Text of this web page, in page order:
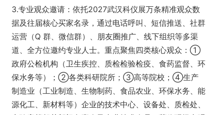
3.专业观众邀请：依托2027武汉科仪展万条精准观众数
据及往届核心买家名录，通过电话呼叫、短信推送、社群
运营（Q 群、微信群）、朋友圈推广、线下组织等多渠
道、全方位邀约专业人士。重点聚焦四类核心观众：①
政府公检机构（卫生疾控、质检检验检疫、食药监督、环
保水务等）；②各类科研院所；③高等院校；④生产
制造业（工业制造、生物制药、食品农业、环保水务、能
源化工、新材料等）企业的技术中心、设备处、质检处、